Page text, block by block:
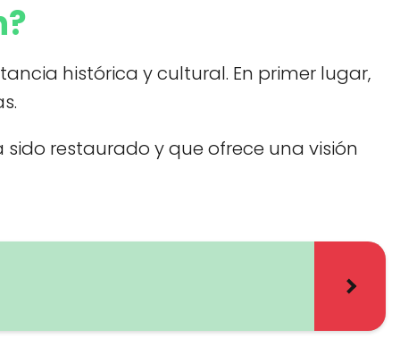
histórica y cultural. En primer lugar,
restaurado y que ofrece una visión